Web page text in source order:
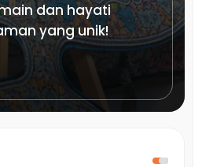
dan hayati
yang unik!